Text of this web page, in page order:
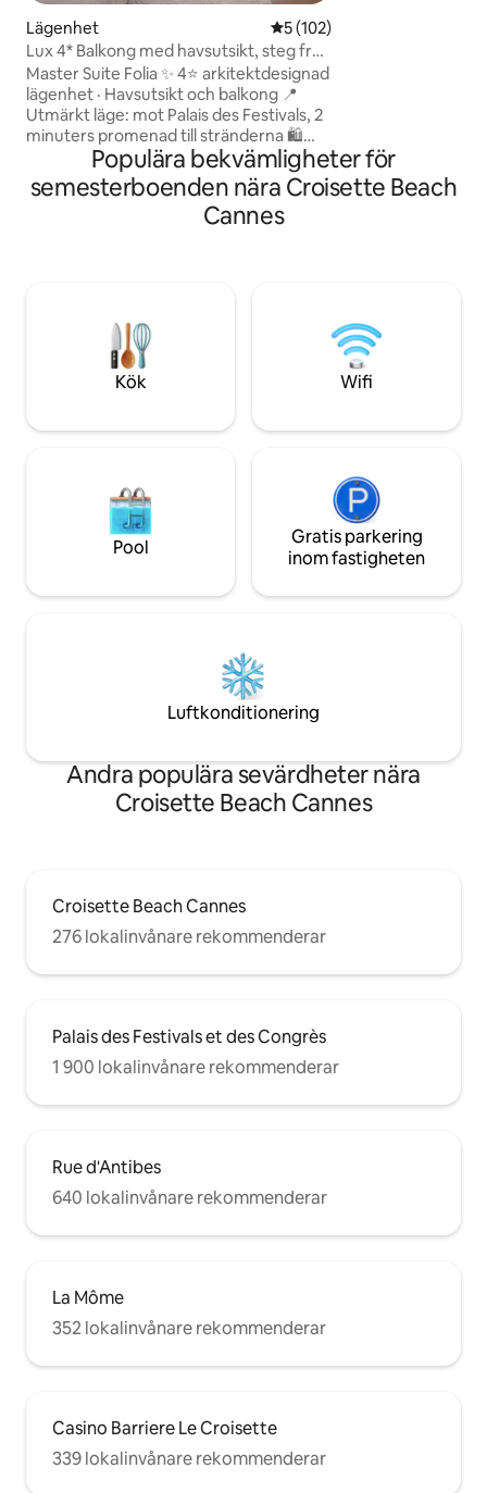
Lägenhet 5 av 5 i genomsnittligt
5 (102)
Lux 4* Balkong med havsutsikt, steg från
Palais & Beach
Master Suite Folia ✨ 4⭐ arkitektdesignad
lägenhet · Havsutsikt och balkong 📍
Utmärkt läge: mot Palais des Festivals, 2
minuters promenad till stränderna 🛍
Affärer och restauranger 1 minut 🛏️ 1
sovrum · Queen-säng bäddad, komfort
av hotellkvalitet + bäddsoffa 🛜 Fiber-Wi-
Fi, smart-TV, Netflix, luftkonditionering
🔑 dygnet runt ✔ Tidig incheckning och
sen utcheckning på begäran
Populära bekvämligheter för
semesterboenden nära Croisette Beach
Cannes
Kök Wifi
Pool
Gratis parkering
inom fastigheten
Luftkonditionering
Andra populära sevärdheter nära
Croisette Beach Cannes
Croisette Beach Cannes
276 lokalinvånare rekommenderar
Palais des Festivals et des Congrès
1 900 lokalinvånare rekommenderar
Rue d'Antibes
640 lokalinvånare rekommenderar
La Môme
352 lokalinvånare rekommenderar
Casino Barriere Le Croisette
339 lokalinvånare rekommenderar